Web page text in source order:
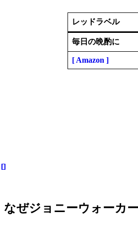
レッドラベル
毎日の晩酌に
[ Amazon ]
なぜジョニーウォーカ